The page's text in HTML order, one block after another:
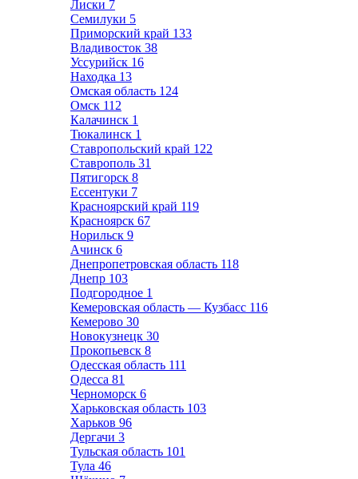
Лиски 7
Семилуки 5
Приморский край 133
Владивосток 38
Уссурийск 16
Находка 13
Омская область 124
Омск 112
Калачинск 1
Тюкалинск 1
Ставропольский край 122
Ставрополь 31
Пятигорск 8
Ессентуки 7
Красноярский край 119
Красноярск 67
Норильск 9
Ачинск 6
Днепропетровская область 118
Днепр 103
Подгородное 1
Кемеровская область — Кузбасс 116
Кемерово 30
Новокузнецк 30
Прокопьевск 8
Одесская область 111
Одесса 81
Черноморск 6
Харьковская область 103
Харьков 96
Дергачи 3
Тульская область 101
Тула 46